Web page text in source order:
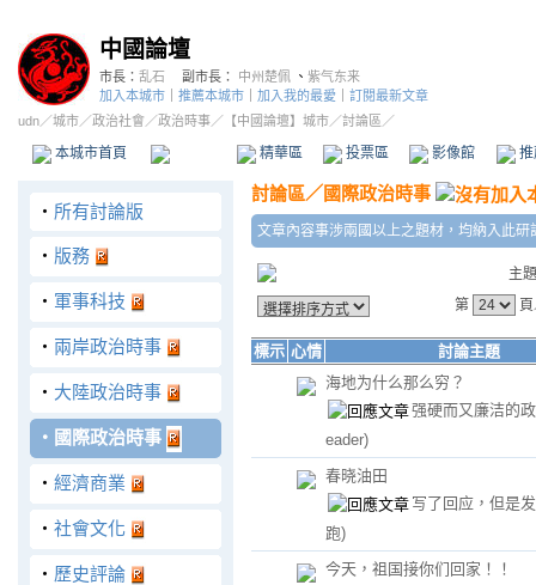
中國論壇
市長： 乱石 副市長： 中州楚佩 、 紫气东来
加入本城市
推薦本城市 加入我的最愛
訂閱最新文章
udn／城市／政治社會 ／政治時事／ 【中國論壇】城市／討論區／
本城市首頁 精華區 投票區 影像館
‧ 所有討論版
‧ 版務
‧ 軍事科技
‧ 兩岸政治時事
‧ 大陸政治時事
‧ 國際政治時事
‧ 經濟商業
‧ 社會文化
‧ 歷史評論
討論區／ 國際政治時事
文章內容事涉兩國以上之題材，均納入此研
主題
第
標示 心情
討論主題
海地为什么那么穷？
强硬而又廉洁的
eader)
春晓油田
写了回应，但是
跑)
今天，祖国接你们回家！！